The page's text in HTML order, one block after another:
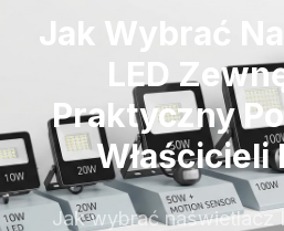
Jak Wybrać
LED
Praktyczny
Właścicieli
Jak wybrać naświetlacz